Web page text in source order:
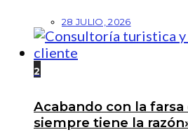
28 JULIO, 2026
2
Acabando con la
siempre tiene la